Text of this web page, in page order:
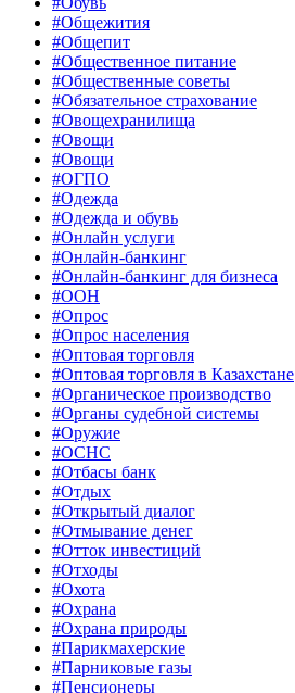
#Общежития
#Общепит
#Общественное питание
#Общественные советы
#Обязательное страхование
#Овощехранилища
#Овощи
#Овощи
#ОГПО
#Одежда
#Одежда и обувь
#Онлайн услуги
#Онлайн-банкинг
#Онлайн-банкинг для бизнеса
#ООН
#Опрос
#Опрос населения
#Оптовая торговля
#Оптовая торговля в Казахстане
#Органическое производство
#Органы судебной системы
#Оружие
#ОСНС
#Отбасы банк
#Отдых
#Открытый диалог
#Отмывание денег
#Отток инвестиций
#Отходы
#Охота
#Охрана
#Охрана природы
#Парикмахерские
#Парниковые газы
#Пенсионеры